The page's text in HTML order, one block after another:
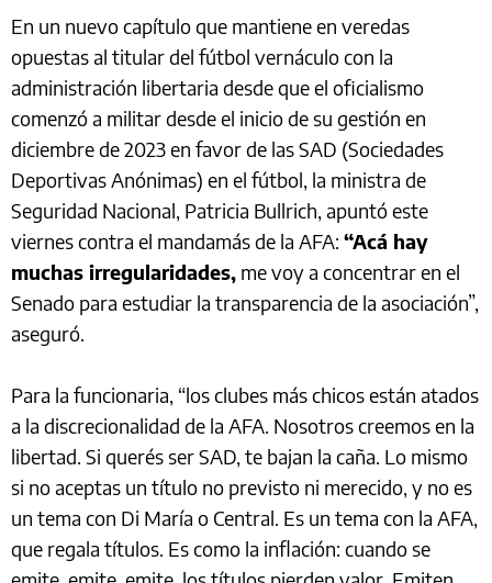
En un nuevo capítulo que mantiene en veredas
opuestas al titular del fútbol vernáculo con la
administración libertaria desde que el oficialismo
comenzó a militar desde el inicio de su gestión en
diciembre de 2023 en favor de las SAD (Sociedades
Deportivas Anónimas) en el fútbol, la ministra de
Seguridad Nacional, Patricia Bullrich, apuntó este
viernes contra el mandamás de la AFA: “Acá hay
muchas irregularidades, me voy a concentrar en el
Senado para estudiar la transparencia de la asociación”,
aseguró.
Para la funcionaria, “los clubes más chicos están atados
a la discrecionalidad de la AFA. Nosotros creemos en la
libertad. Si querés ser SAD, te bajan la caña. Lo mismo
si no aceptas un título no previsto ni merecido, y no es
un tema con Di María o Central. Es un tema con la AFA,
que regala títulos. Es como la inflación: cuando se